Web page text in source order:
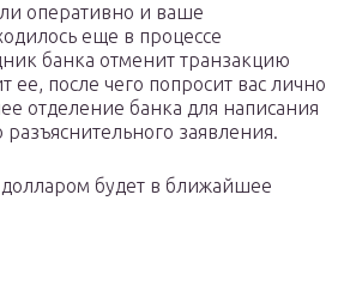
оперативно и ваше
еще в процессе
банка отменит транзакцию
ее, после чего попросит вас лично
отделение банка для написания
разъяснительного заявления.
долларом будет в ближайшее